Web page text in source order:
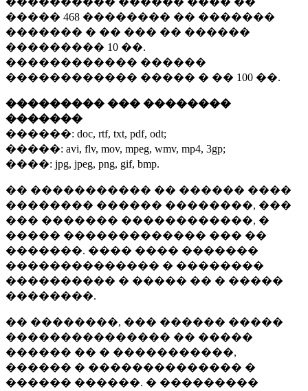
����� 468 �������� �� �������
������� � �� ��� �� ������
��������� 10 ��.
������������ ������
������������ ����� � �� 100 ��.
��������� ��� ��������
�������
������: doc, rtf, txt, pdf, odt;
�����: avi, flv, mov, mpeg, wmv, mp4, 3gp;
����: jpg, jpeg, png, gif, bmp.
�� ����������� �� ������ ����
�������� ������ ��������, ���
��� ������� ������������, �
����� ������������� ��� ��
�������. ���� ���� �������
�������������� � ��������
���������� � ����� �� � �����
��������.
�� ��������, ��� ������ �����
��������������� �� �����
������ �� � �����������,
������ � �������������� �
������ ������. � ���������